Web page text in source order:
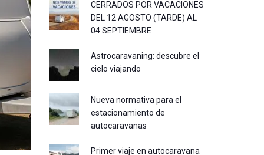
CERRADOS POR VACACIONES
DEL 12 AGOSTO (TARDE) AL
04 SEPTIEMBRE
Astrocaravaning: descubre el
cielo viajando
Nueva normativa para el
estacionamiento de
autocaravanas
Primer viaje en autocaravana